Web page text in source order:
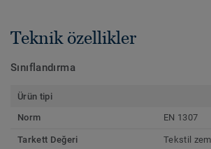
Teknik özellikler
Sınıflandırma
Ürün tipi
Norm
EN 1307
Tarkett Değeri Tekstil